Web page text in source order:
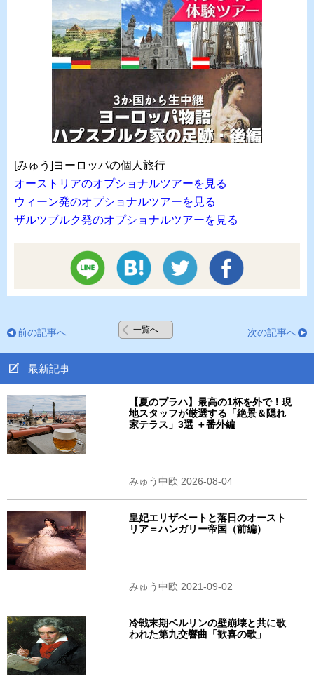
[みゅう]ヨーロッパの個人旅行
オーストリアのオプショナルツアーを見る
ウィーン発のオプショナルツアーを見る
ザルツブルク発のオプショナルツアーを見る
前の記事へ 一覧へ 次の記事へ
最新記事
【夏のプラハ】最高の1杯を外で！現
地スタッフが厳選する「絶景＆隠れ
家テラス」3選 ＋番外編
みゅう中欧 2026-08-04
皇妃エリザベートと落日のオースト
リア＝ハンガリー帝国（前編）
みゅう中欧 2021-09-02
冷戦末期ベルリンの壁崩壊と共に歌
われた第九交響曲「歓喜の歌」